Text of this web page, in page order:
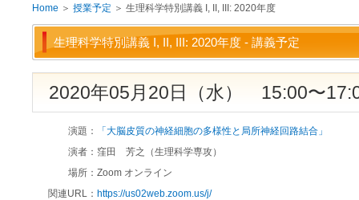
Home ＞ 授業予定 ＞ 生理科学特別講義 I, II, III: 2020年度
生理科学特別講義 I, II, III: 2020年度 - 講義予定
2020年05月20日（水） 15:00〜
演題：
「大脳皮質の神経細胞の多様性と局所神経回路結合」
演者： 窪田 芳之（生理科学専攻）
場所： Zoom オンライン
関連URL： https://us02web.zoom.us/j/